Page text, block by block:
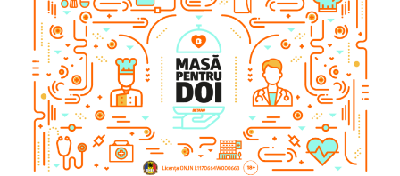
O poveste in care sexul se
confunda cu dragostea,